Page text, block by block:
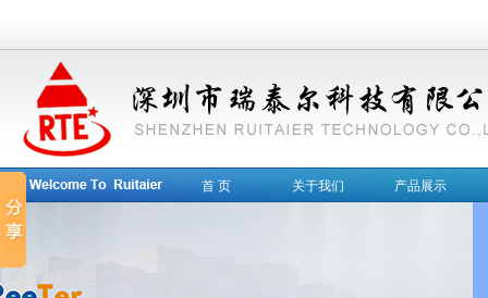
首 页 关于我们 产品展示